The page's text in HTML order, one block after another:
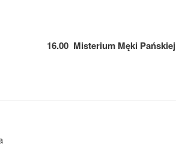
16.00 Misterium Męki Pańskiej